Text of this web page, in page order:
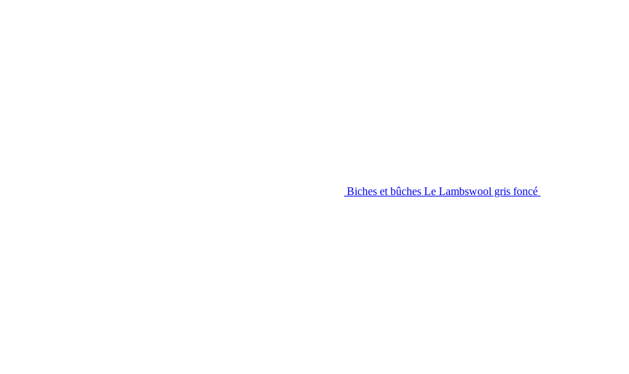
Biches et bûches Le Lambswool gris foncé